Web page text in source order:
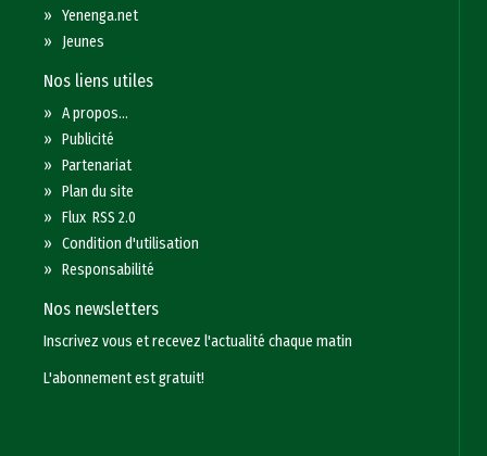
»Yenenga.net
» Jeunes
Nos liens utiles
»A propos...
»Publicité
»Partenariat
»Plan du site
»Flux RSS 2.0
»Condition d'utilisation
»Responsabilité
Nos newsletters
Inscrivez vous et recevez l'actualité chaque matin
L'abonnement est gratuit!